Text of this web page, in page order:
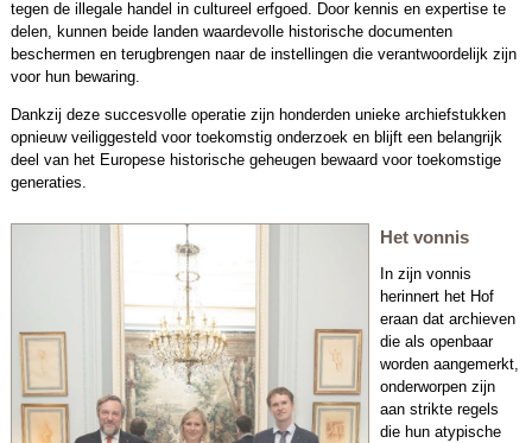
tegen de illegale handel in cultureel erfgoed. Door kennis en expertise te
delen, kunnen beide landen waardevolle historische documenten
beschermen en terugbrengen naar de instellingen die verantwoordelijk zijn
voor hun bewaring.
Dankzij deze succesvolle operatie zijn honderden unieke archiefstukken
opnieuw veiliggesteld voor toekomstig onderzoek en blijft een belangrijk
deel van het Europese historische geheugen bewaard voor toekomstige
generaties.
Het vonnis
In zijn vonnis
herinnert het Hof
eraan dat archieven
die als openbaar
worden aangemerkt,
onderworpen zijn
aan strikte regels
die hun atypische